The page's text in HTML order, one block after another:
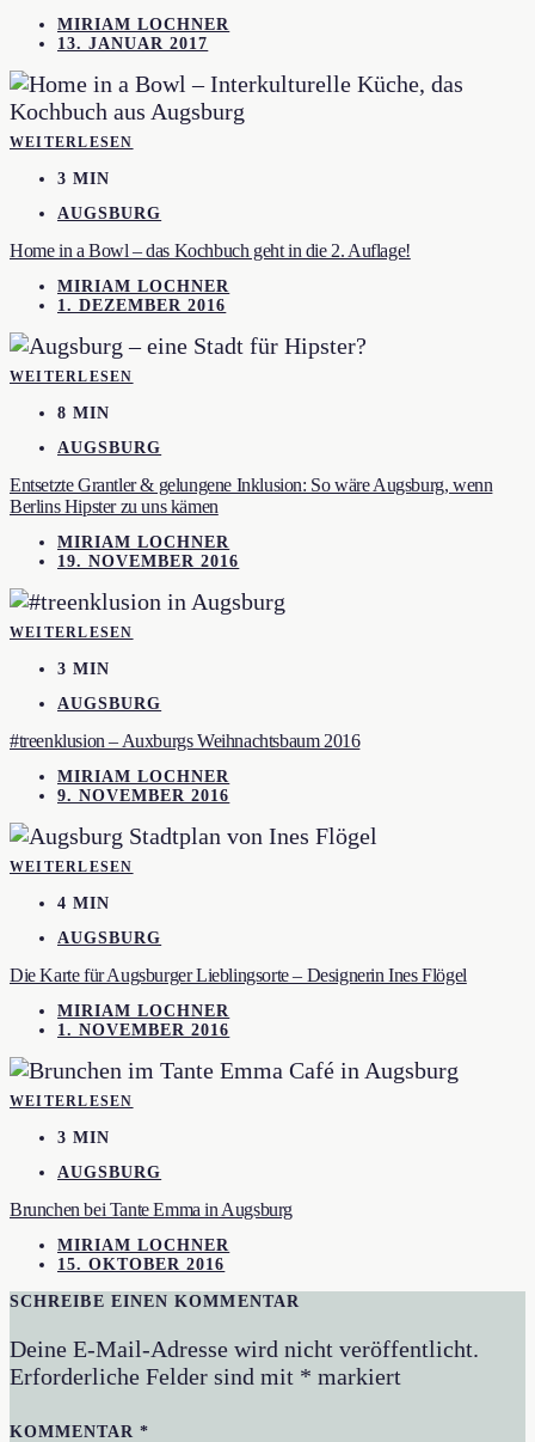
MIRIAM LOCHNER
13. JANUAR 2017
WEITERLESEN
3 MIN
AUGSBURG
Home in a Bowl – das Kochbuch geht in die 2. Auflage!
MIRIAM LOCHNER
1. DEZEMBER 2016
WEITERLESEN
8 MIN
AUGSBURG
Entsetzte Grantler & gelungene Inklusion: So wäre Augsburg, wenn
Berlins Hipster zu uns kämen
MIRIAM LOCHNER
19. NOVEMBER 2016
WEITERLESEN
3 MIN
AUGSBURG
#treenklusion – Auxburgs Weihnachtsbaum 2016
MIRIAM LOCHNER
9. NOVEMBER 2016
WEITERLESEN
4 MIN
AUGSBURG
Die Karte für Augsburger Lieblingsorte – Designerin Ines Flögel
MIRIAM LOCHNER
1. NOVEMBER 2016
WEITERLESEN
3 MIN
AUGSBURG
Brunchen bei Tante Emma in Augsburg
MIRIAM LOCHNER
15. OKTOBER 2016
SCHREIBE EINEN KOMMENTAR
Deine E-Mail-Adresse wird nicht veröffentlicht.
Erforderliche Felder sind mit * markiert
KOMMENTAR*